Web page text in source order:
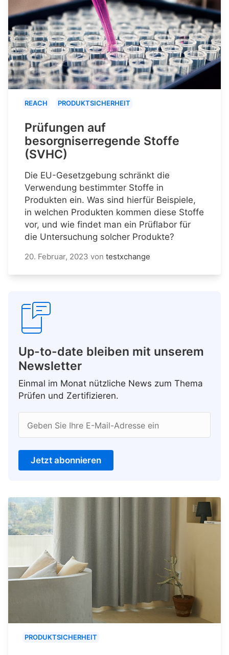
REACH PRODUKTSICHERHEIT
Prüfungen auf
besorgniserregende Stoffe
(SVHC)
Die EU-Gesetzgebung schränkt die
Verwendung bestimmter Stoffe in
Produkten ein. Was sind hierfür Beispiele,
in welchen Produkten kommen diese Stoffe
vor, und wie findet man ein Prüflabor für
die Untersuchung solcher Produkte?
20. Februar, 2023 von testxchange
Up-to-date bleiben mit unserem
Newsletter
Einmal im Monat nützliche News zum Thema
Prüfen und Zertifizieren.
Geben Sie Ihre E-Mail-Adresse ein
Jetzt abonnieren
PRODUKTSICHERHEIT